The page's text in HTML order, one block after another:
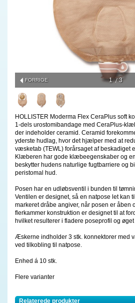
FORRIGE 1 3
HOLLISTER Moderma Flex CeraPlus soft
1-dels urostomibandage med CeraPlus-
der indeholder ceramid. Ceramid
yderste hudlag, hvor det hjælper med at
væsketab (TEWL) forårsaget af beskadiget
Klæberen har gode klæbeegenskaber og
beskytter hudens naturlige fugtbarriere og
peristomal hud.
Posen har en udløbsventil i bunden til
Ventilen er designet, så en natpose let kan
markeret dråbe angiver, når posen er åben
flerkammer konstruktion er designet til at
hvilket resulterer i fladere poseprofil og øget
Æskerne indholder 3 stk. konnektorer med
ved tilkobling til natpose.
Enhed á 10 stk.
Flere varianter
Relaterede produkter